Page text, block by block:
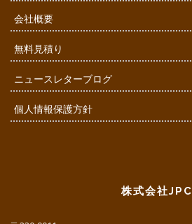
会社概要
無料見積り
ニュースレターブログ
個人情報保護方針
株式会社JPC